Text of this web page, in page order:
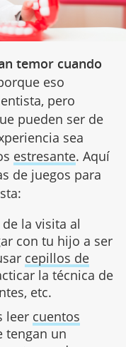
temor cuando
eso
pero
pueden ser de
sea
estresante. Aquí
de juegos para
la visita al
con tu hijo a ser
cepillos de
la técnica de
etc.
leer cuentos
tengan un